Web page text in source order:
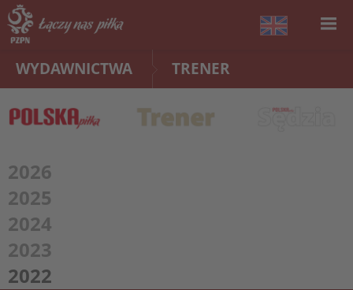
WYDAWNICTWA TRENER
2026
2025
2024
2023
2022